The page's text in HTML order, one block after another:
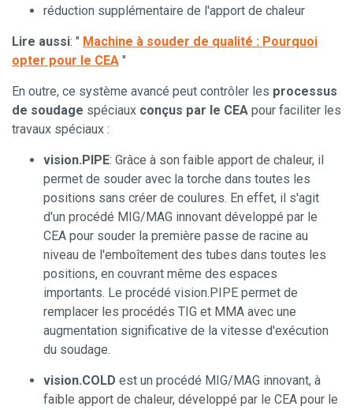
réduction supplémentaire de l'apport de chaleur
Lire aussi: " Machine à souder de qualité : Pourquoi
opter pour le CEA "
En outre, ce système avancé peut contrôler les processus
de soudage spéciaux conçus par le CEA pour faciliter les
travaux spéciaux :
vision.PIPE: Grâce à son faible apport de chaleur, il
permet de souder avec la torche dans toutes les
positions sans créer de coulures. En effet, il s'agit
d'un procédé MIG/MAG innovant développé par le
CEA pour souder la première passe de racine au
niveau de l'emboîtement des tubes dans toutes les
positions, en couvrant même des espaces
importants. Le procédé vision.PIPE permet de
remplacer les procédés TIG et MMA avec une
augmentation significative de la vitesse d'exécution
du soudage.
vision.COLD est un procédé MIG/MAG innovant, à
faible apport de chaleur, développé par le CEA pour le